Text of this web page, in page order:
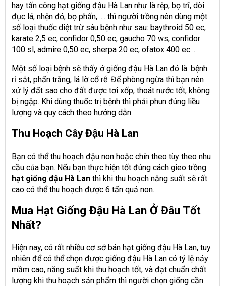
hay tấn công hạt giống đậu Hà Lan như là rệp, bọ trĩ, dòi
đục lá, nhện đỏ, bọ phấn,….. thì người trồng nên dùng một
số loại thuốc diệt trừ sâu bệnh như sau: baythroid 50 ec,
karate 2,5 ec, confidor 0,50 ec, gaucho 70 ws, confidor
100 sl, admire 0,50 ec, sherpa 20 ec, ofatox 400 ec…
Một số loại bệnh sẽ thấy ở giống đậu Hà Lan đó là: bệnh
rỉ sắt, phấn trắng, lá lờ cổ rễ. Để phòng ngừa thì bạn nên
xử lý đất sao cho đất được tơi xốp, thoát nước tốt, không
bị ngập. Khi dùng thuốc trị bệnh thì phải phun đúng liều
lượng và quy cách theo hướng dẫn.
Thu Hoạch Cây Đậu Hà Lan
Bạn có thể thu hoạch đậu non hoặc chín theo tùy theo nhu
cầu của bạn. Nếu bạn thực hiện tốt đúng cách gieo trồng
hạt giống đậu Hà Lan thì khi thu hoạch năng suất sẽ rất
cao có thể thu hoạch được 6 tấn quả non.
Mua Hạt Giống Đậu Hà Lan Ở Đâu Tốt
Nhất?
Hiện nay, có rất nhiều cơ sở bán hạt giống đậu Hà Lan, tuy
nhiên để có thể chọn được giống đậu Hà Lan có tỷ lệ nảy
mầm cao, năng suất khi thu hoạch tốt, và đạt chuẩn chất
lượng khi thu hoạch sản phẩm thì người chọn giống cần